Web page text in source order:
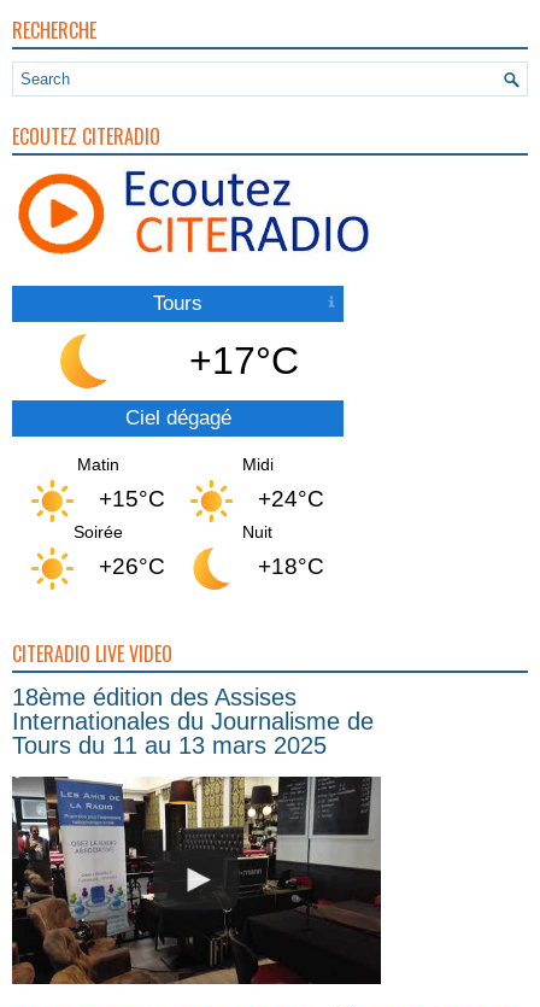
RECHERCHE
ECOUTEZ CITERADIO
Tours
+17°C
Ciel dégagé
Matin
+15°C
Midi
+24°C
Soirée
+26°C
Nuit
+18°C
CITERADIO LIVE VIDEO
18ème édition des Assises
Internationales du Journalisme de
Tours du 11 au 13 mars 2025